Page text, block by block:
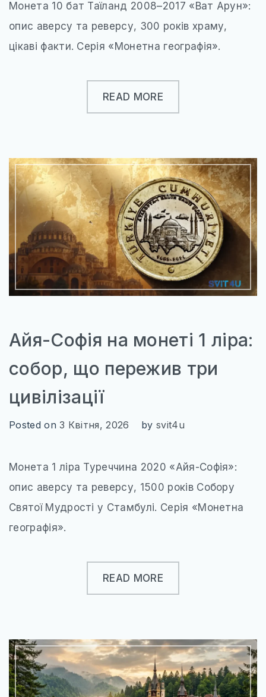
Монета 10 бат Таїланд 2008–2017 «Ват Арун»:
опис аверсу та реверсу, 300 років храму,
цікаві факти. Серія «Монетна географія».
READ MORE
Айя-Софія на монеті 1 ліра:
собор, що пережив три
цивілізації
Posted on3 Квітня, 2026 by svit4u
Монета 1 ліра Туреччина 2020 «Айя-Софія»:
опис аверсу та реверсу, 1500 років Собору
Святої Мудрості у Стамбулі. Серія «Монетна
географія».
READ MORE